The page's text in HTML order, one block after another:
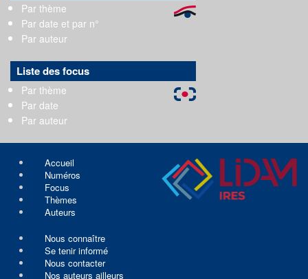
Par thème
Par date et par n°
Par auteur
Liste des focus
Par thème
Par date
Par auteur
Accueil
Numéros
Focus
Thèmes
Auteurs
Nous connaître
Se tenir informé
Nous contacter
Nos auteurs ailleurs